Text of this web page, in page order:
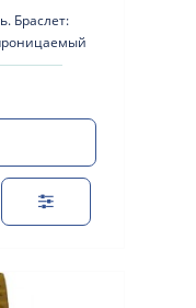
Браслет:
Диапазо..